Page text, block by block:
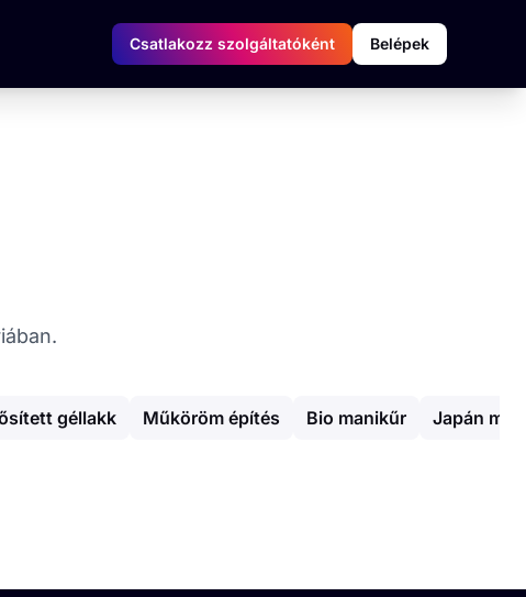
Csatlakozz szolgáltatóként Belépek
géllakk Műköröm építés Bio manikűr Japán